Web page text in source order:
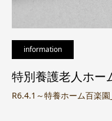
information
特別養護老人ホー
R6.4.1～特養ホーム百楽